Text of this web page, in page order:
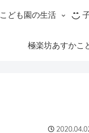
こども園の生活
極楽坊あすかこ